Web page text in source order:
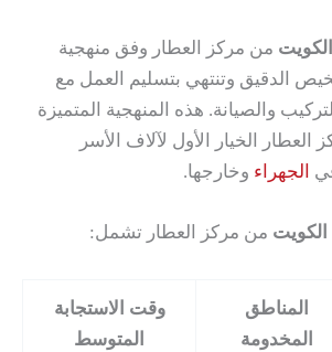
من مركز العطار وفق منهجية
الدقيق وتنتهي بتسليم العمل مع
والصيانة. هذه المنهجية المتميزة
الخيار الأول لآلاف الأسر
الجهراء وخارجها.
من مركز العطار تشمل:
المناطق
المخدومة
وقت الاستجابة
المتوسط